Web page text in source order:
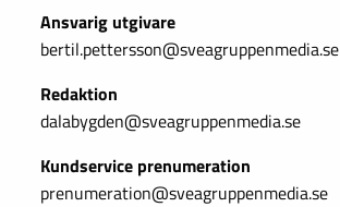
Ansvarig utgivare
bertil.pettersson@sveagruppenmedia.se
Redaktion
dalabygden@sveagruppenmedia.se
Kundservice prenumeration
prenumeration@sveagruppenmedia.se